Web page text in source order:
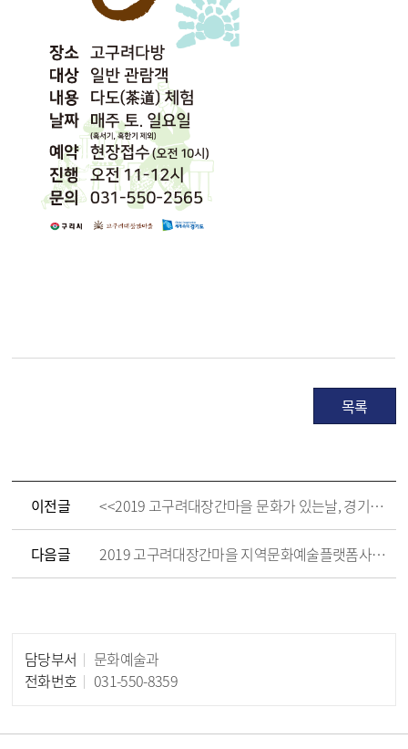
목록
이전글 <<2019 고구려대장간마을 문화가 있는날, 경기도 문화의 날 체험프로그램 안내>>
다음글 2019 고구려대장간마을 지역문화예술플랫폼사업 "동화야 놀자" 홍보 안내
담당부서
문화예술과
전화번호
031-550-8359